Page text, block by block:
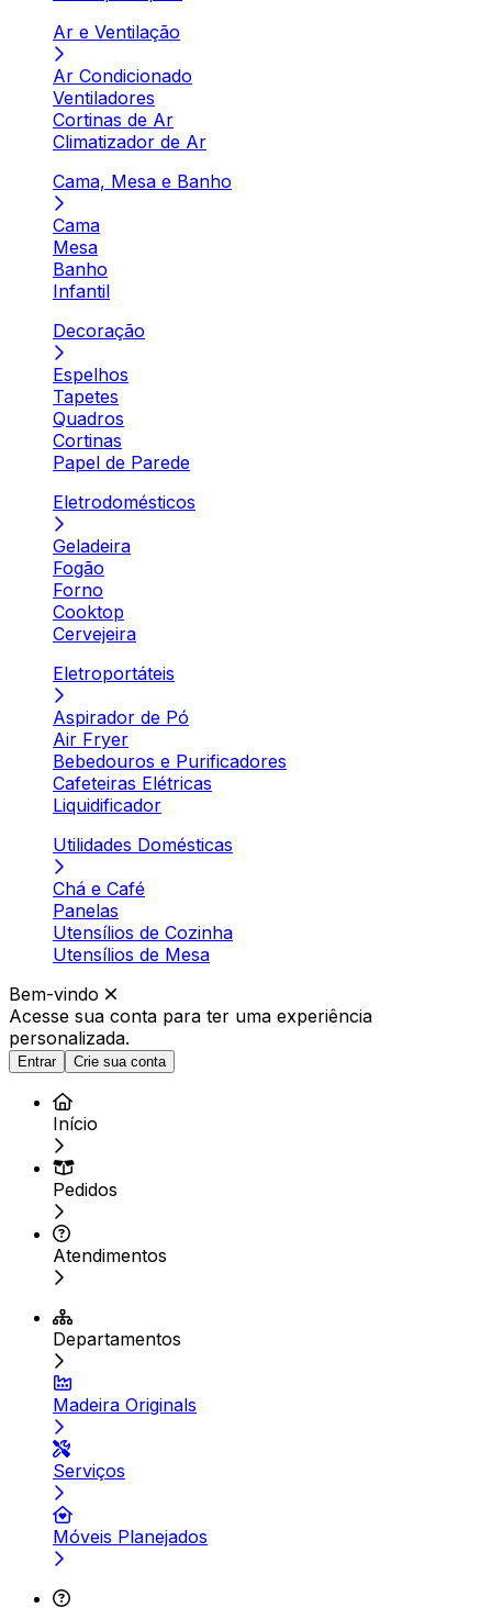
Ar e Ventilação
Ar Condicionado
Ventiladores
Cortinas de Ar
Climatizador de Ar
Cama, Mesa e Banho
Cama
Mesa
Banho
Infantil
Decoração
Espelhos
Tapetes
Quadros
Cortinas
Papel de Parede
Eletrodomésticos
Geladeira
Fogão
Forno
Cooktop
Cervejeira
Eletroportáteis
Aspirador de Pó
Air Fryer
Bebedouros e Purificadores
Cafeteiras Elétricas
Liquidificador
Utilidades Domésticas
Chá e Café
Panelas
Utensílios de Cozinha
Utensílios de Mesa
Bem-vindo
Acesse sua conta para ter uma experiência
personalizada.
Entrar Crie sua conta
Início
Pedidos
Atendimentos
Departamentos
Madeira Originals
Serviços
Móveis Planejados